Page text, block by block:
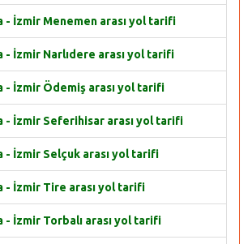
İzmir Menemen arası yol tarifi
İzmir Narlıdere arası yol tarifi
- İzmir Ödemiş arası yol tarifi
- İzmir Seferihisar arası yol tarifi
- İzmir Selçuk arası yol tarifi
- İzmir Tire arası yol tarifi
İzmir Torbalı arası yol tarifi